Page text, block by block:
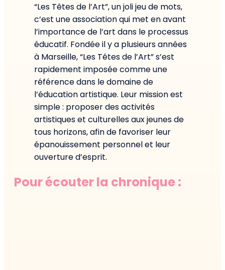
“Les Têtes de l’Art”, un joli jeu de mots,
c’est une association qui met en avant
l’importance de l’art dans le processus
éducatif. Fondée il y a plusieurs années
à Marseille, “Les Têtes de l’Art” s’est
rapidement imposée comme une
référence dans le domaine de
l’éducation artistique. Leur mission est
simple : proposer des activités
artistiques et culturelles aux jeunes de
tous horizons, afin de favoriser leur
épanouissement personnel et leur
ouverture d’esprit.
Pour écouter la chronique :